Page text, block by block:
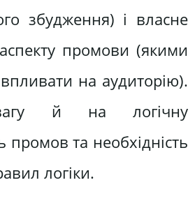
збудження) і власне
промови (якими
на аудиторію).
й на логічну
промов та необхідність
логіки.